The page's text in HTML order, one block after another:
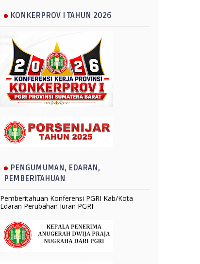
KONKERPROV I TAHUN 2026
PENGUMUMAN, EDARAN,
PEMBERITAHUAN
Pemberitahuan Konferensi PGRI Kab/Kota
Edaran Perubahan Iuran PGRI